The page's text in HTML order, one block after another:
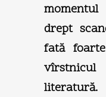
drept
fată